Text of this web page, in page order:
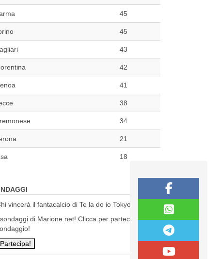
45
45
43
42
41
38
34
21
18
vincerà il fantacalcio di Te la do io Tokyo?
di Marione.net! Clicca per partecipare al